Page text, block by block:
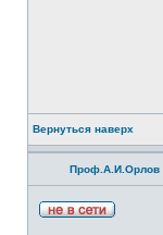
Вернуться наверх
Проф.А.И.Орлов